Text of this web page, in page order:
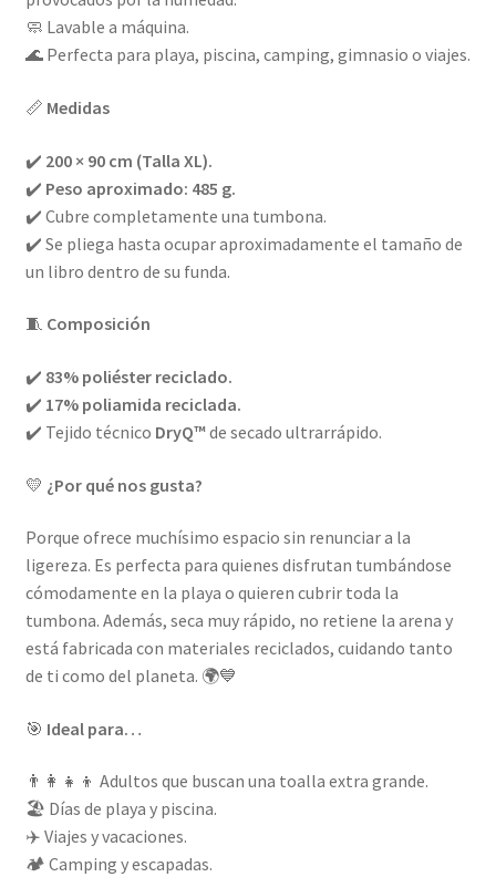
🧼 Lavable a máquina.
🌊 Perfecta para playa, piscina, camping, gimnasio o viajes.
📏 Medidas
✔️ 200 × 90 cm (Talla XL).
✔️ Peso aproximado: 485 g.
✔️ Cubre completamente una tumbona.
✔️ Se pliega hasta ocupar aproximadamente el tamaño de
un libro dentro de su funda.
🧵 Composición
✔️ 83% poliéster reciclado.
✔️ 17% poliamida reciclada.
✔️ Tejido técnico DryQ™ de secado ultrarrápido.
💛 ¿Por qué nos gusta?
Porque ofrece muchísimo espacio sin renunciar a la
ligereza. Es perfecta para quienes disfrutan tumbándose
cómodamente en la playa o quieren cubrir toda la
tumbona. Además, seca muy rápido, no retiene la arena y
está fabricada con materiales reciclados, cuidando tanto
de ti como del planeta. 🌍💙
🎯 Ideal para…
👨‍👩‍👧‍👦 Adultos que buscan una toalla extra grande.
🏖️ Días de playa y piscina.
✈️ Viajes y vacaciones.
🏕️ Camping y escapadas.